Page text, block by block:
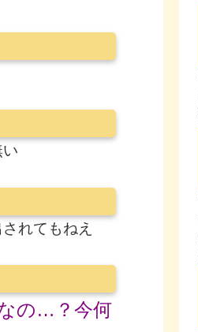
れてもねえ
の…？今何